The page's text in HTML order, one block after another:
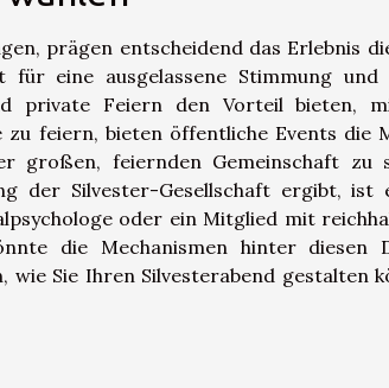
prägen entscheidend das Erlebnis
für eine ausgelassene Stimmung
private Feiern den Vorteil bieten,
feiern, bieten öffentliche Events die
großen, feiernden Gemeinschaft zu
der Silvester-Gesellschaft ergibt, ist
oder ein Mitglied mit
die Mechanismen hinter diesen
wie Sie Ihren Silvesterabend gestalten